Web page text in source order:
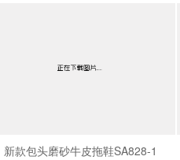
新款包头磨砂牛皮拖鞋SA828-1